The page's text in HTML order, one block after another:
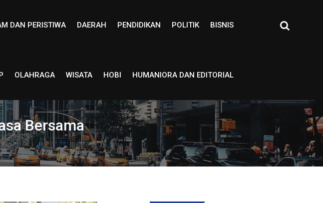
DAN PERISTIWA DAERAH PENDIDIKAN POLITIK BISNIS
OLAHRAGA WISATA HOBI HUMANIORA DAN EDITORIAL
Bersama